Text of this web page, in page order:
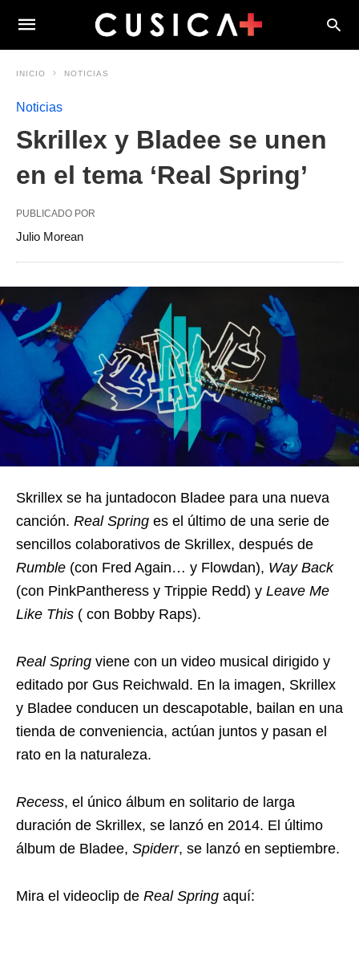
INICIO NOTICIAS
Noticias
Skrillex y Bladee se unen
en el tema ‘Real Spring’
PUBLICADO POR
Julio Morean
Skrillex se ha juntadocon Bladee para una nueva
canción. Real Spring es el último de una serie de
sencillos colaborativos de Skrillex, después de
Rumble (con Fred Again… y Flowdan), Way Back
(con PinkPantheress y Trippie Redd) y Leave Me
Like This ( con Bobby Raps).
Real Spring viene con un video musical dirigido y
editado por Gus Reichwald. En la imagen, Skrillex
y Bladee conducen un descapotable, bailan en una
tienda de conveniencia, actúan juntos y pasan el
rato en la naturaleza.
Recess, el único álbum en solitario de larga
duración de Skrillex, se lanzó en 2014. El último
álbum de Bladee, Spiderr, se lanzó en septiembre.
Mira el videoclip de Real Spring aquí: